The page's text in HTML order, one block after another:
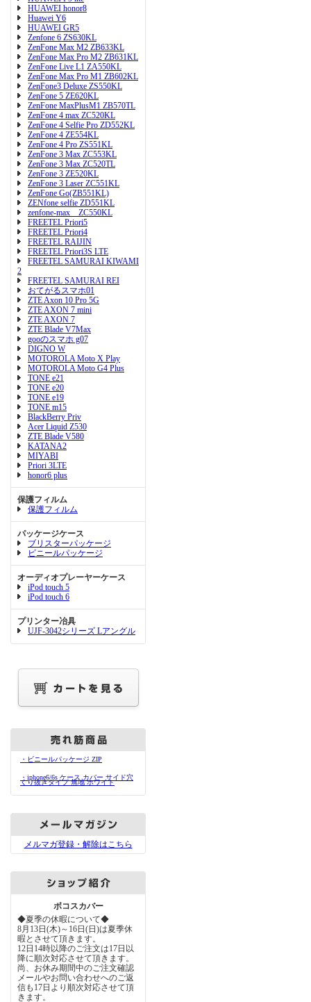
HUAWEI honor8
Huawei Y6
HUAWEI GR5
Zenfone 6 ZS630KL
ZenFone Max M2 ZB633KL
ZenFone Max Pro M2 ZB631KL
ZenFone Live L1 ZA550KL
ZenFone Max Pro M1 ZB602KL
ZenFone3 Deluxe ZS550KL
ZenFone 5 ZE620KL
ZenFone MaxPlusM1 ZB570TL
ZenFone 4 max ZC520KL
ZenFone 4 Selfie Pro ZD552KL
ZenFone 4 ZE554KL
ZenFone 4 Pro ZS551KL
ZenFone 3 Max ZC553KL
ZenFone 3 Max ZC520TL
ZenFone 3 ZE520KL
ZenFone 3 Laser ZC551KL
ZenFone Go(ZB551KL)
ZENfone selfie ZD551KL
zenfone-max ZC550KL
FREETEL Priori5
FREETEL Priori4
FREETEL RAIJIN
FREETEL Priori3S LTE
FREETEL SAMURAI KIWAMI
2
FREETEL SAMURAI REI
おてがるスマホ01
ZTE Axon 10 Pro 5G
ZTE AXON 7 mini
ZTE AXON 7
ZTE Blade V7Max
gooのスマホ g07
DIGNO W
MOTOROLA Moto X Play
MOTOROLA Moto G4 Plus
TONE e21
TONE e20
TONE e19
TONE m15
BlackBerry Priv
Acer Liquid Z530
ZTE Blade V580
KATANA2
MIYABI
Priori 3LTE
honor6 plus
保護フィルム
保護フィルム
パッケージケース
ブリスターパッケージ
ビニールパッケージ
オーディオプレーヤーケース
iPod touch 5
iPod touch 6
プリンター冶具
UJF-3042シリーズ Lアングル
・ビニールパッケージ ZIP
・iphone6/6s ケース カバー サイド穴
くり抜きタイプ 無地 ホワイト
メルマガ登録・解除はこちら
ボコスカバー
◆夏季の休暇について◆
8月13日(木)～16日(日)は夏季休
暇とさせて頂きます。
12日14時以降のご注文は17日以
降に順次対応させて頂きます。
尚、お休み期間中のご注文確認
メールやお問い合わせへのご返
信も17日より順次対応させて頂
きます。